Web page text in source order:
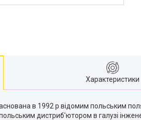
Характеристики
в 1992 р відомим польським
дистриб'ютором в галузі